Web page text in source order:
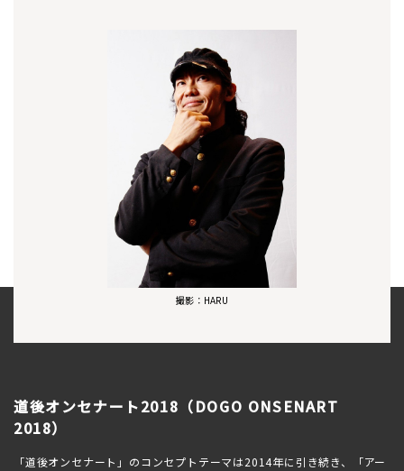
撮影：HARU
道後オンセナート2018（DOGO ONSENART
2018）
「道後オンセナート」のコンセプトテーマは2014年に引き続き、「アー